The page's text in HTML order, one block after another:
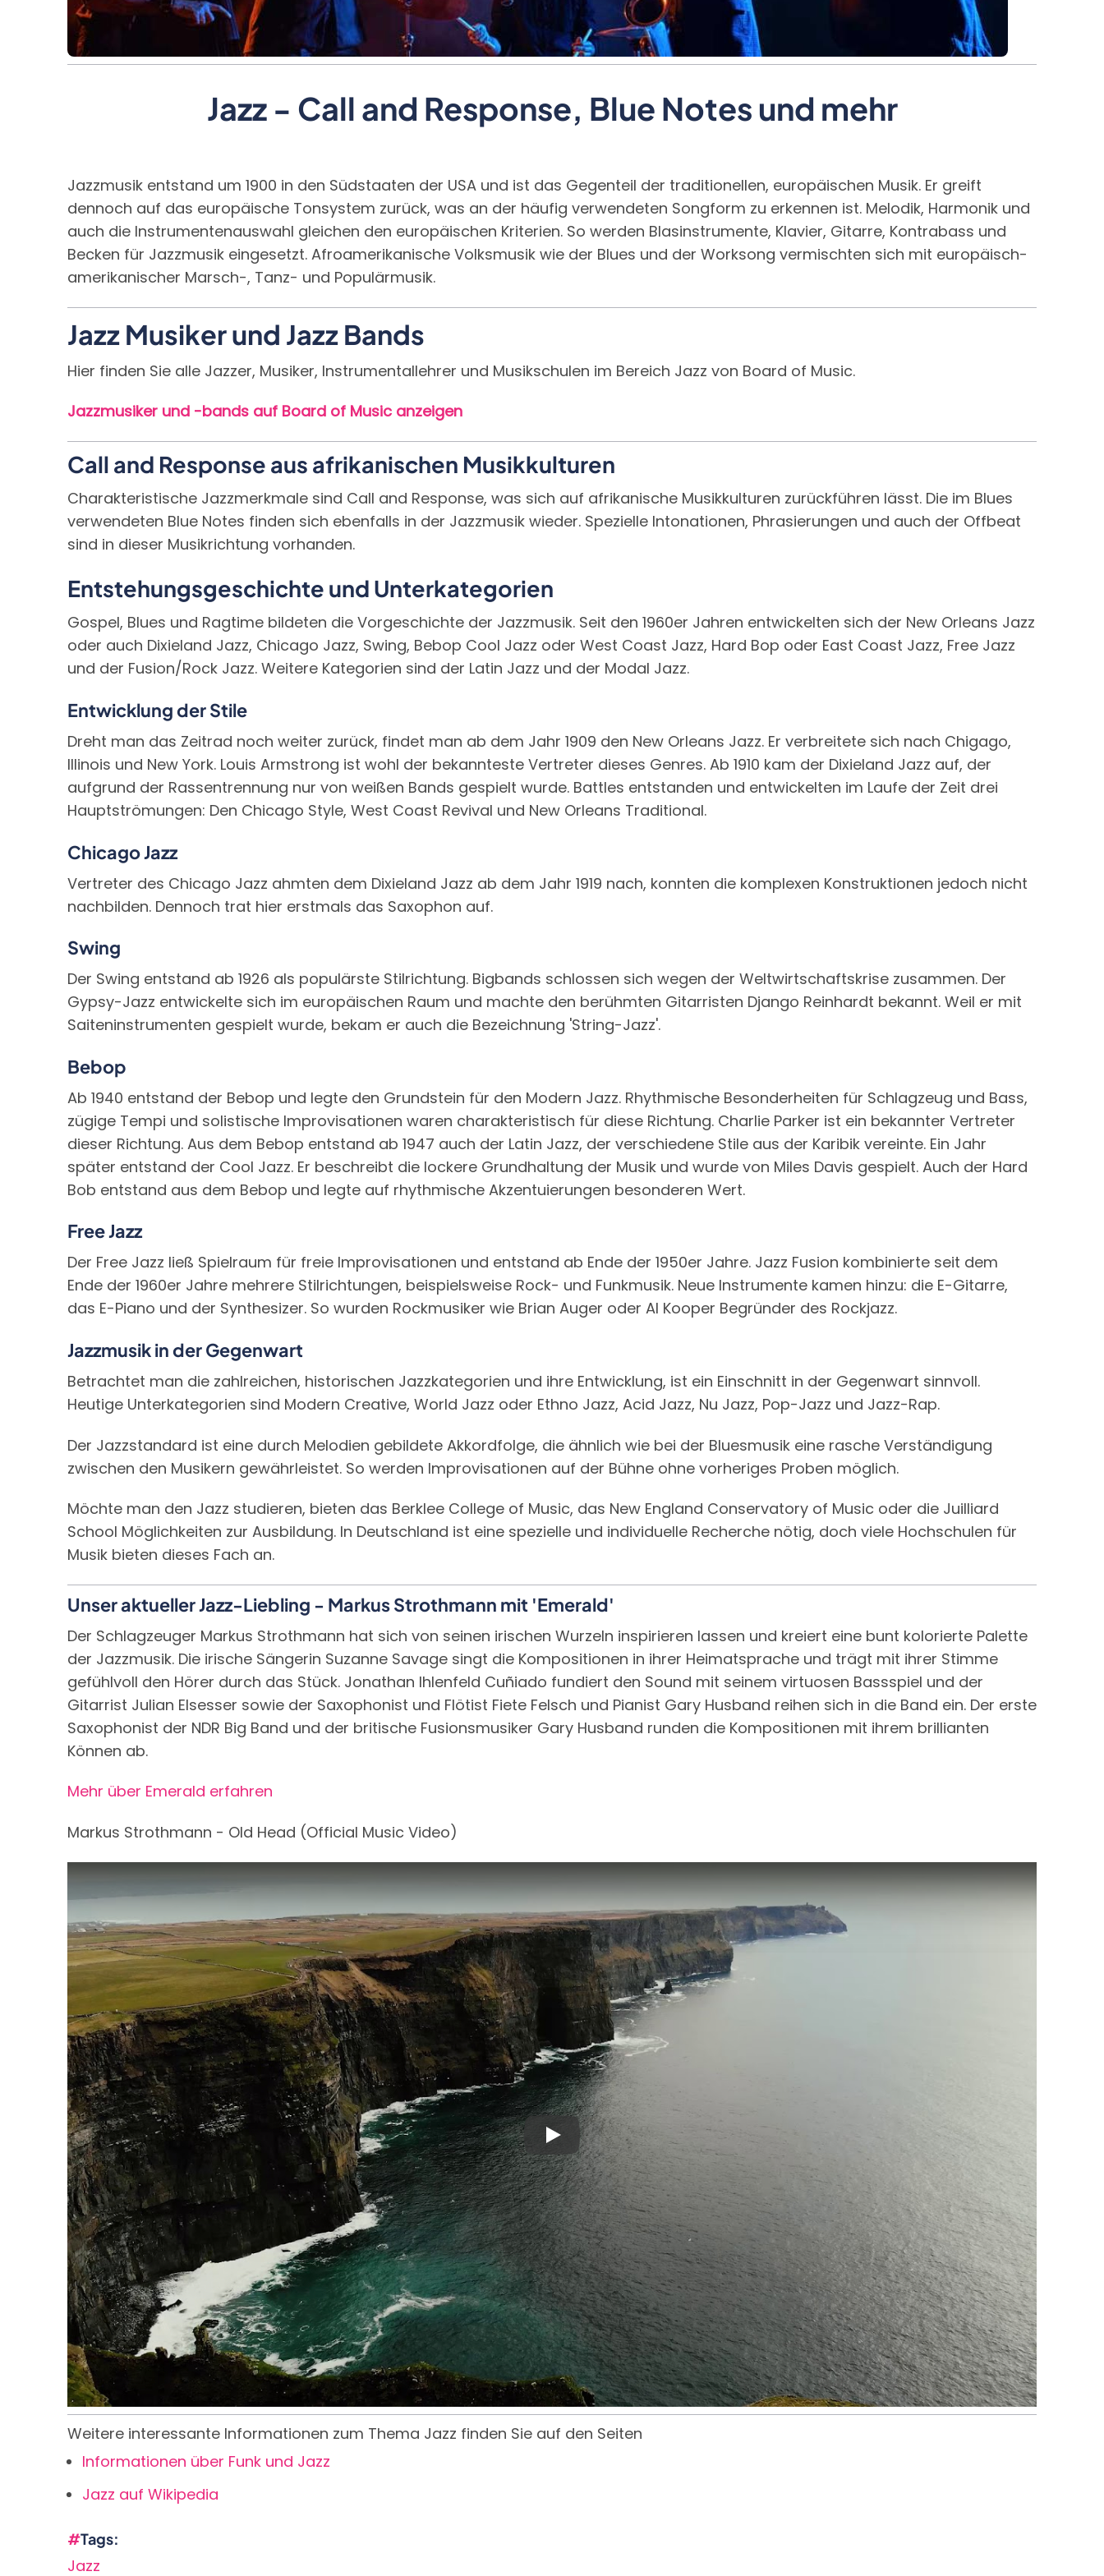
Jazz - Call and Response, Blue Notes und mehr
Jazzmusik entstand um 1900 in den Südstaaten der USA und ist das Gegenteil der traditionellen, europäischen Musik. Er greift
dennoch auf das europäische Tonsystem zurück, was an der häufig verwendeten Songform zu erkennen ist. Melodik, Harmonik und
auch die Instrumentenauswahl gleichen den europäischen Kriterien. So werden Blasinstrumente, Klavier, Gitarre, Kontrabass und
Becken für Jazzmusik eingesetzt. Afroamerikanische Volksmusik wie der Blues und der Worksong vermischten sich mit europäisch-
amerikanischer Marsch-, Tanz- und Populärmusik.
Jazz Musiker und Jazz Bands
Hier finden Sie alle Jazzer, Musiker, Instrumentallehrer und Musikschulen im Bereich Jazz von Board of Music.
Jazzmusiker und -bands auf Board of Music anzeigen
Call and Response aus afrikanischen Musikkulturen
Charakteristische Jazzmerkmale sind Call and Response, was sich auf afrikanische Musikkulturen zurückführen lässt. Die im Blues
verwendeten Blue Notes finden sich ebenfalls in der Jazzmusik wieder. Spezielle Intonationen, Phrasierungen und auch der Offbeat
sind in dieser Musikrichtung vorhanden.
Entstehungsgeschichte und Unterkategorien
Gospel, Blues und Ragtime bildeten die Vorgeschichte der Jazzmusik. Seit den 1960er Jahren entwickelten sich der New Orleans Jazz
oder auch Dixieland Jazz, Chicago Jazz, Swing, Bebop Cool Jazz oder West Coast Jazz, Hard Bop oder East Coast Jazz, Free Jazz
und der Fusion/Rock Jazz. Weitere Kategorien sind der Latin Jazz und der Modal Jazz.
Entwicklung der Stile
Dreht man das Zeitrad noch weiter zurück, findet man ab dem Jahr 1909 den New Orleans Jazz. Er verbreitete sich nach Chigago,
Illinois und New York. Louis Armstrong ist wohl der bekannteste Vertreter dieses Genres. Ab 1910 kam der Dixieland Jazz auf, der
aufgrund der Rassentrennung nur von weißen Bands gespielt wurde. Battles entstanden und entwickelten im Laufe der Zeit drei
Hauptströmungen: Den Chicago Style, West Coast Revival und New Orleans Traditional.
Chicago Jazz
Vertreter des Chicago Jazz ahmten dem Dixieland Jazz ab dem Jahr 1919 nach, konnten die komplexen Konstruktionen jedoch nicht
nachbilden. Dennoch trat hier erstmals das Saxophon auf.
Swing
Der Swing entstand ab 1926 als populärste Stilrichtung. Bigbands schlossen sich wegen der Weltwirtschaftskrise zusammen. Der
Gypsy-Jazz entwickelte sich im europäischen Raum und machte den berühmten Gitarristen Django Reinhardt bekannt. Weil er mit
Saiteninstrumenten gespielt wurde, bekam er auch die Bezeichnung 'String-Jazz'.
Bebop
Ab 1940 entstand der Bebop und legte den Grundstein für den Modern Jazz. Rhythmische Besonderheiten für Schlagzeug und Bass,
zügige Tempi und solistische Improvisationen waren charakteristisch für diese Richtung. Charlie Parker ist ein bekannter Vertreter
dieser Richtung. Aus dem Bebop entstand ab 1947 auch der Latin Jazz, der verschiedene Stile aus der Karibik vereinte. Ein Jahr
später entstand der Cool Jazz. Er beschreibt die lockere Grundhaltung der Musik und wurde von Miles Davis gespielt. Auch der Hard
Bob entstand aus dem Bebop und legte auf rhythmische Akzentuierungen besonderen Wert.
Free Jazz
Der Free Jazz ließ Spielraum für freie Improvisationen und entstand ab Ende der 1950er Jahre. Jazz Fusion kombinierte seit dem
Ende der 1960er Jahre mehrere Stilrichtungen, beispielsweise Rock- und Funkmusik. Neue Instrumente kamen hinzu: die E-Gitarre,
das E-Piano und der Synthesizer. So wurden Rockmusiker wie Brian Auger oder Al Kooper Begründer des Rockjazz.
Jazzmusik in der Gegenwart
Betrachtet man die zahlreichen, historischen Jazzkategorien und ihre Entwicklung, ist ein Einschnitt in der Gegenwart sinnvoll.
Heutige Unterkategorien sind Modern Creative, World Jazz oder Ethno Jazz, Acid Jazz, Nu Jazz, Pop-Jazz und Jazz-Rap.
Der Jazzstandard ist eine durch Melodien gebildete Akkordfolge, die ähnlich wie bei der Bluesmusik eine rasche Verständigung
zwischen den Musikern gewährleistet. So werden Improvisationen auf der Bühne ohne vorheriges Proben möglich.
Möchte man den Jazz studieren, bieten das Berklee College of Music, das New England Conservatory of Music oder die Juilliard
School Möglichkeiten zur Ausbildung. In Deutschland ist eine spezielle und individuelle Recherche nötig, doch viele Hochschulen für
Musik bieten dieses Fach an.
Unser aktueller Jazz-Liebling - Markus Strothmann mit 'Emerald'
Der Schlagzeuger Markus Strothmann hat sich von seinen irischen Wurzeln inspirieren lassen und kreiert eine bunt kolorierte Palette
der Jazzmusik. Die irische Sängerin Suzanne Savage singt die Kompositionen in ihrer Heimatsprache und trägt mit ihrer Stimme
gefühlvoll den Hörer durch das Stück. Jonathan Ihlenfeld Cuñiado fundiert den Sound mit seinem virtuosen Bassspiel und der
Gitarrist Julian Elsesser sowie der Saxophonist und Flötist Fiete Felsch und Pianist Gary Husband reihen sich in die Band ein. Der erste
Saxophonist der NDR Big Band und der britische Fusionsmusiker Gary Husband runden die Kompositionen mit ihrem brillianten
Können ab.
Mehr über Emerald erfahren
Markus Strothmann - Old Head (Official Music Video)
Weitere interessante Informationen zum Thema Jazz finden Sie auf den Seiten
Informationen über Funk und Jazz
Jazz auf Wikipedia
Tags
Jazz